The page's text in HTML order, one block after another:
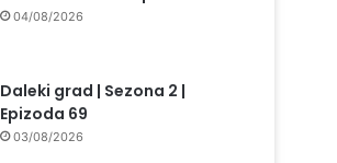
04/08/2026
Daleki grad | Sezona 2 |
Epizoda 69
03/08/2026